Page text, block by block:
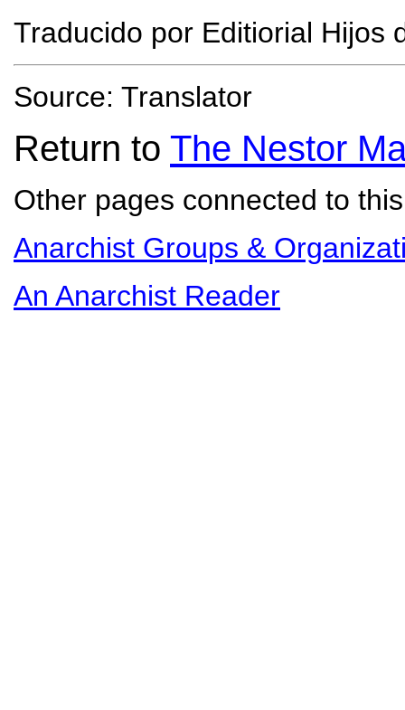
Traducido por Editiorial Hijos
Source: Translator
Return to The Nestor
Other pages connected to
Anarchist Groups &
An Anarchist Reader